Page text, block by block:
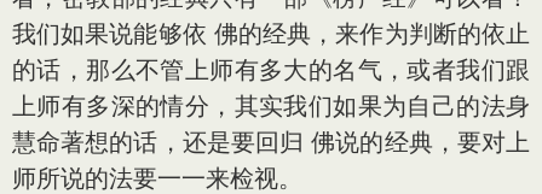
我们如果说能够依 佛的经典，来作为判断的依止
的话，那么不管上师有多大的名气，或者我们跟
上师有多深的情分，其实我们如果为自己的法身
慧命著想的话，还是要回归 佛说的经典，要对上
师所说的法要一一来检视。